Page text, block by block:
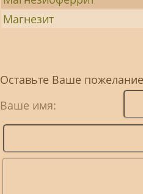
Магнезит
Оставьте Ваше
Ваше имя: